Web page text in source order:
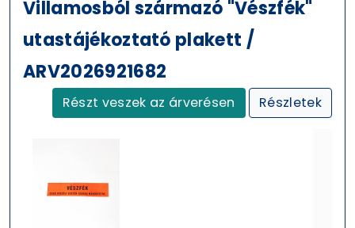
Villamosból származó "Vészfék"
utastájékoztató plakett /
ARV2026921682
Részt veszek az árverésen Részletek